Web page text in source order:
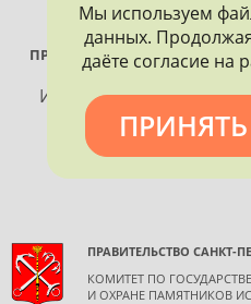
ПРОЕКТ РЕАЛИЗУЕТСЯ ПРИ
Использование
допускается только с
обязательной
ПРАВИТЕЛЬСТВО САНКТ-
КОМИТЕТ ПО
И ОХРАНЕ ПАМЯТНИКОВ
Мы используем
данных.
даёте согласие на